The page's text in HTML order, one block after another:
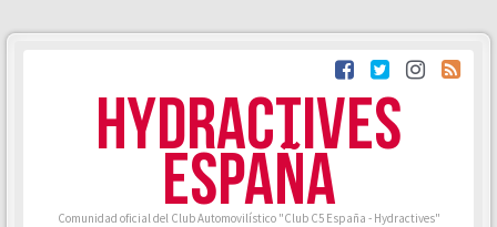
HYDRACTIVES
ESPAÑA
Comunidad oficial del Club Automovilístico "Club C5 España - Hydractives"